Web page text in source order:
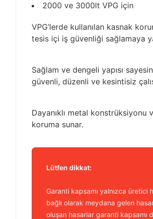
2000 ve 3000lt VPG için
VPG’lerde kullanılan kasnak
tesis içi iş güvenliği sağlamaya
Sağlam ve dengeli yapısı
güvenli, düzenli ve kesintisiz
Dayanıklı metal konstrüksiyonu
koruma sunar.
Lütfen dikkat:
Garanti kapsamı yalnızca üretici
bağlı olarak meydana gelen
oluşan hasarlar garanti kapsamı